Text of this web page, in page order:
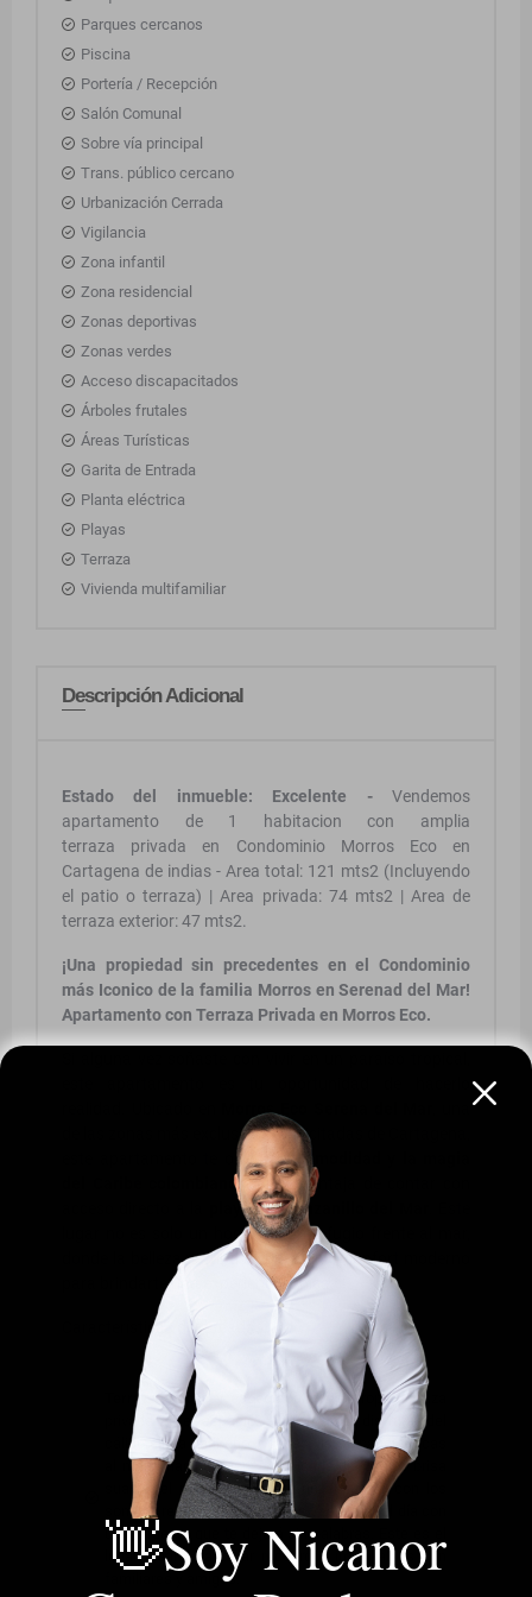
Parques cercanos
Piscina
Portería / Recepción
Salón Comunal
Sobre vía principal
Trans. público cercano
Urbanización Cerrada
Vigilancia
Zona infantil
Zona residencial
Zonas deportivas
Zonas verdes
Acceso discapacitados
Árboles frutales
Áreas Turísticas
Garita de Entrada
Planta eléctrica
Playas
Terraza
Vivienda multifamiliar
Descripción Adicional
Estado del inmueble: Excelente - Vendemos
apartamento de 1 habitacion con amplia
terraza privada en Condominio Morros Eco en
Cartagena de indias - Area total: 121 mts2 (Incluyendo
el patio o terraza) | Area privada: 74 mts2 | Area de
terraza exterior: 47 mts2.
¡Una propiedad sin precedentes en el Condominio
más Iconico de la familia Morros en Serenad del Mar!
Apartamento con Terraza Privada en Morros Eco.
Morros Eco Serena del Mar
de las zonas más exclusivas y solicitadas de Cartagena,
este apartamento te ofrece la comodidad y la magia
del Caribe colombiano, con la ventaja de contar con
playa de Manzanillo del Mar
lugar no es solo un hogar, es un refugio frente al mar,
donde la belleza natural se une con el confort moderno
para brindarte una experiencia única.
Características destacadas:
Terraza amplia y espectacular: Tu propia terraza
privada es el espacio perfecto para disfrutar del
cálido clima caribeño y de las vistas panorámicas
al mar. Imagina despertarte cada día con la brisa
suave del mar, disfrutar de un almuerzo con los
sonidos relajantes de las olas y terminar el día con
un atardecer que te dejará sin palabras. Este es el
lugar ideal para crear recuerdos imborrables con
familiares y amigos.
👋Soy Nicanor